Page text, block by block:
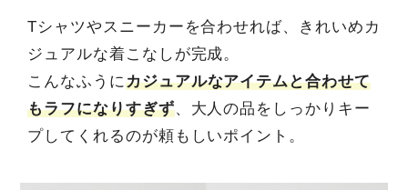
Tシャツやスニーカーを合わせれば、きれいめカ
ジュアルな着こなしが完成。
こんなふうにカジュアルなアイテムと合わせて
もラフになりすぎず、大人の品をしっかりキー
プしてくれるのが頼もしいポイント。